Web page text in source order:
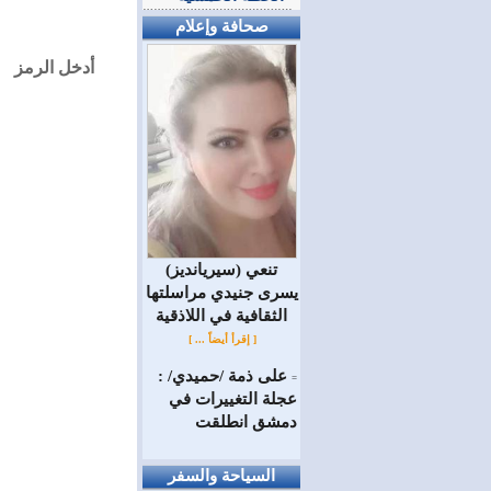
أدخل الرمز
صحافة وإعلام
(سيريانديز) تنعي
يسرى جنيدي مراسلتها
الثقافية في اللاذقية
[ إقرأ أيضاً ... ]
= على ذمة /حميدي/ :
عجلة التغييرات في
دمشق انطلقت
السياحة والسفر